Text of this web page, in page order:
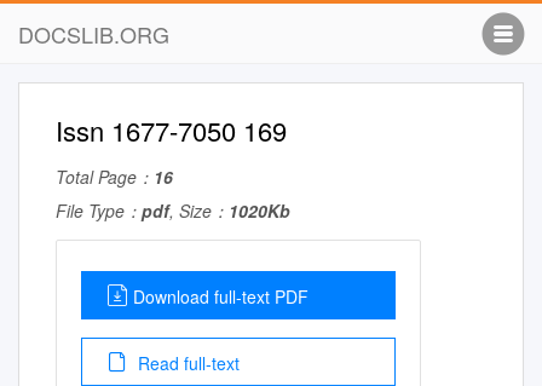
DOCSLIB.ORG
Issn 1677-7050 169
Total Page： 16
File Type： pdf, Size： 1020Kb
Download full-text PDF
Read full-text